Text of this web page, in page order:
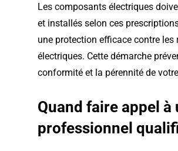
Les composants électriques
et installés selon ces
une protection efficace contre les
électriques. Cette démarche
conformité et la pérennité de
Quand faire appel à
professionnel